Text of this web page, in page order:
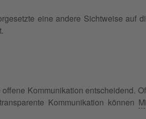
eine andere Sichtweise auf
Kommunikation entscheidend.
Kommunikation können